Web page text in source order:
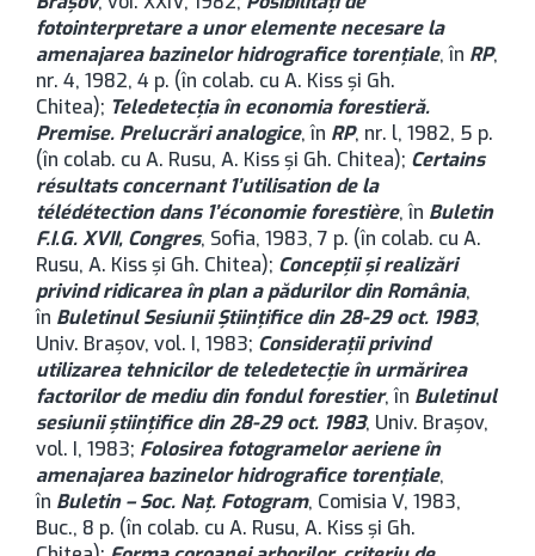
fotointerpretare a unor elemente necesare la
amenajarea bazinelor hidrografice torenţiale, în RP,
nr. 4, 1982, 4 p. (în colab. cu A. Kiss şi Gh.
Chitea); Teledetecţia în economia forestieră.
Premise. Prelucrări analogice, în RP, nr. l, 1982, 5 p.
(în colab. cu A. Rusu, A. Kiss şi Gh. Chitea); Certains
résultats concernant 1’utilisation de la
télédétection dans 1’économie forestière, în Buletin
F.I.G. XVII, Congres, Sofia, 1983, 7 p. (în colab. cu A.
Rusu, A. Kiss şi Gh. Chitea); Concepţii şi realizări
privind ridicarea în plan a pădurilor din România,
în Buletinul Sesiunii Ştiinţifice din 28-29 oct. 1983,
Univ. Brașov, vol. I, 1983; Consideraţii privind
utilizarea tehnicilor de teledetecţie în urmărirea
factorilor de mediu din fondul forestier, în Buletinul
sesiunii ştiinţifice din 28-29 oct. 1983, Univ. Brașov,
vol. I, 1983; Folosirea fotogramelor aeriene în
amenajarea bazinelor hidrografice torenţiale,
în Buletin – Soc. Naţ. Fotogram, Comisia V, 1983,
Buc., 8 p. (în colab. cu A. Rusu, A. Kiss şi Gh.